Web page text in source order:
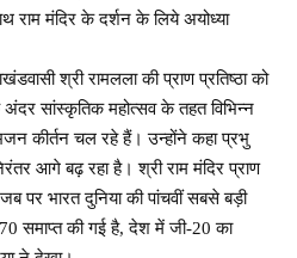
राम मंदिर के दर्शन के लिये अयोध्या
श्री रामलला की प्राण प्रतिष्ठा को
सांस्कृतिक महोत्सव के तहत विभिन्न
कीर्तन चल रहे हैं। उन्होंने कहा प्रभु
आगे बढ़ रहा है। श्री राम मंदिर प्राण
पर भारत दुनिया की पांचवीं सबसे बड़ी
समाप्त की गई है, देश में जी-20 का